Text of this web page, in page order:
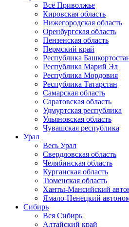
Всё Приволжье
Кировская область
Нижегородская область
Оренбургская область
Пензенская область
Пермский край
Республика
Республика Марий Эл
Республика Мордовия
Республика Татарстан
Самарская область
Саратовская область
Удмуртская республика
Ульяновская область
Чувашская республика
Урал
Весь Урал
Свердловская область
Челябинская область
Курганская область
Тюменская область
Ханты-Мансийский
Ямало-Ненецкий
Сибирь
Вся Сибирь
Алтайский край